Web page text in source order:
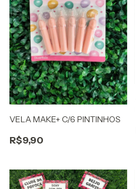
VELA MAKE+ C/6 PINTINHOS
R$9,90